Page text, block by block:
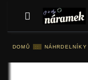
DOMŮ :: NÁHRDELNÍKY